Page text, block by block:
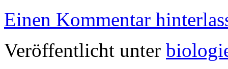
Einen Kommentar
Veröffentlicht unter